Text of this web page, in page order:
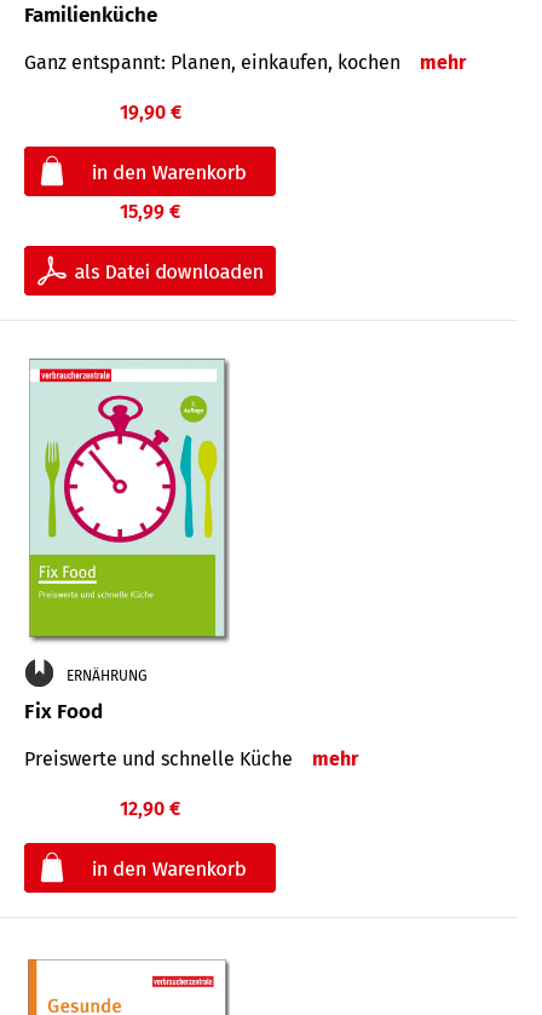
Familienküche
Ganz entspannt: Planen, einkaufen, kochen mehr
19,90 €
15,99 €
ERNÄHRUNG
Fix Food
Preiswerte und schnelle Küche mehr
12,90 €